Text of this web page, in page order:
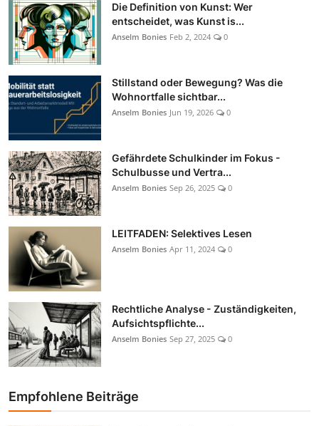
Die Definition von Kunst: Wer
entscheidet, was Kunst is...
Anselm Bonies Feb 2, 2024 0
Stillstand oder Bewegung? Was die
Wohnortfalle sichtbar...
Anselm Bonies Jun 19, 2026 0
Gefährdete Schulkinder im Fokus -
Schulbusse und Vertra...
Anselm Bonies Sep 26, 2025 0
LEITFADEN: Selektives Lesen
Anselm Bonies Apr 11, 2024 0
Rechtliche Analyse - Zuständigkeiten,
Aufsichtspflichte...
Anselm Bonies Sep 27, 2025 0
Empfohlene Beiträge